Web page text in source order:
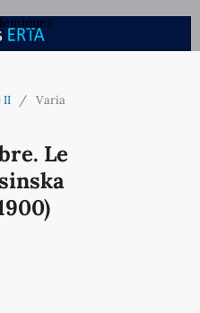
II
/ Varia
Le